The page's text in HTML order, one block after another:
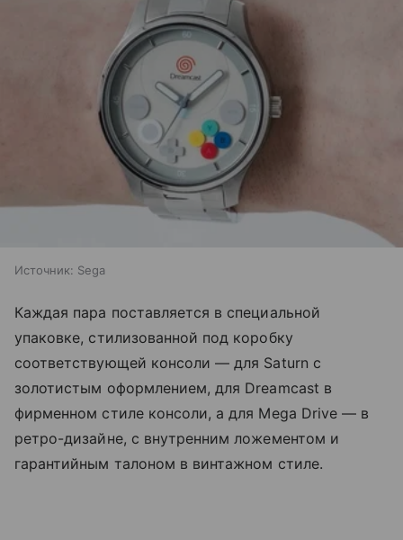
Источник: Sega
Каждая пара поставляется в специальной
упаковке, стилизованной под коробку
соответствующей консоли — для Saturn с
золотистым оформлением, для Dreamcast в
фирменном стиле консоли, а для Mega Drive — в
ретро-дизайне, с внутренним ложементом и
гарантийным талоном в винтажном стиле.